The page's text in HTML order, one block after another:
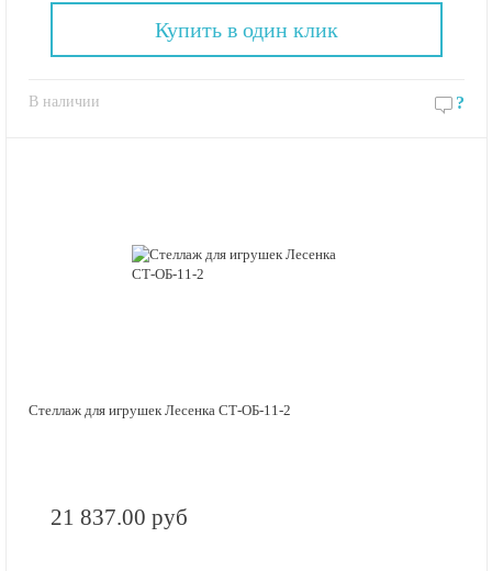
В наличии ?
Купить в один клик
Стеллаж для игрушек Лесенка СТ-ОБ-11-2
21 837.00 руб